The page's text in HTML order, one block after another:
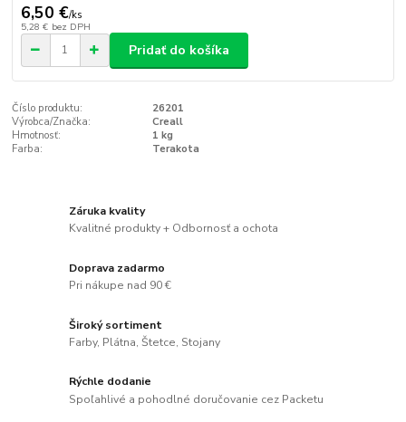
6,50 €/ks
5,28 € bez DPH
Pridať do košíka
Číslo produktu:
26201
Výrobca/Značka:
Creall
Hmotnosť:
1 kg
Farba:
Terakota
Záruka kvality
Kvalitné produkty + Odbornosť a ochota
Doprava zadarmo
Pri nákupe nad 90 €
Široký sortiment
Farby, Plátna, Štetce, Stojany
Rýchle dodanie
Spoľahlivé a pohodlné doručovanie cez Packetu